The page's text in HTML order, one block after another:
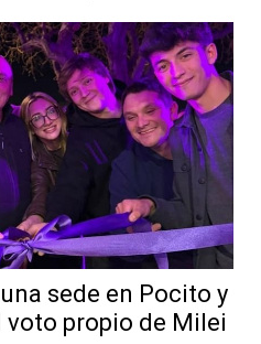
sede en Pocito y
propio de Milei